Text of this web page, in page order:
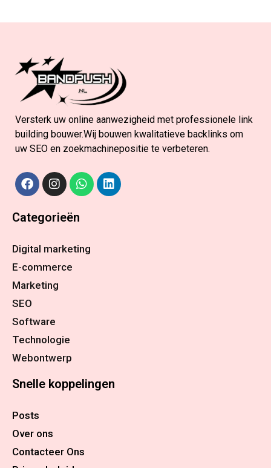
Versterk uw online aanwezigheid met professionele link
building bouwer.Wij bouwen kwalitatieve backlinks om
uw SEO en zoekmachinepositie te verbeteren.
Categorieën
Digital marketing
E-commerce
Marketing
SEO
Software
Technologie
Webontwerp
Snelle koppelingen
Posts
Over ons
Contacteer Ons